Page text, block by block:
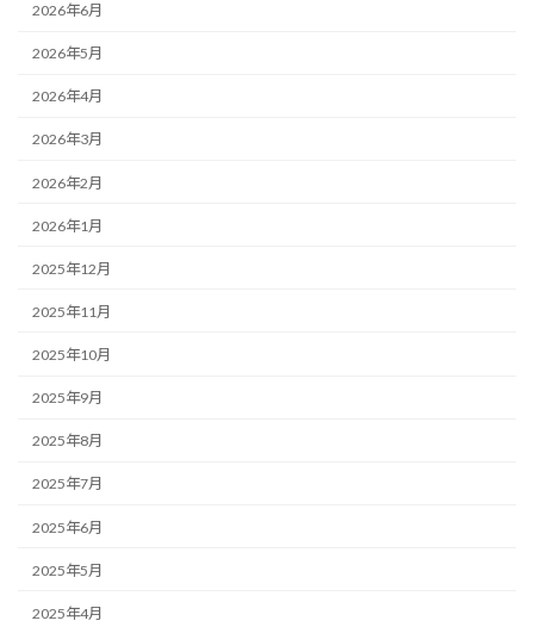
2026年6月
2026年5月
2026年4月
2026年3月
2026年2月
2026年1月
2025年12月
2025年11月
2025年10月
2025年9月
2025年8月
2025年7月
2025年6月
2025年5月
2025年4月